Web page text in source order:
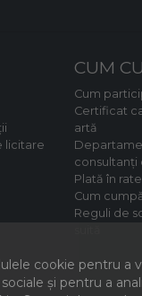
licitare
CUM
Cum
Certificat
artă
consultanți
Plată în rate
Cum
Reguli de
cookie pentru a
și pentru a